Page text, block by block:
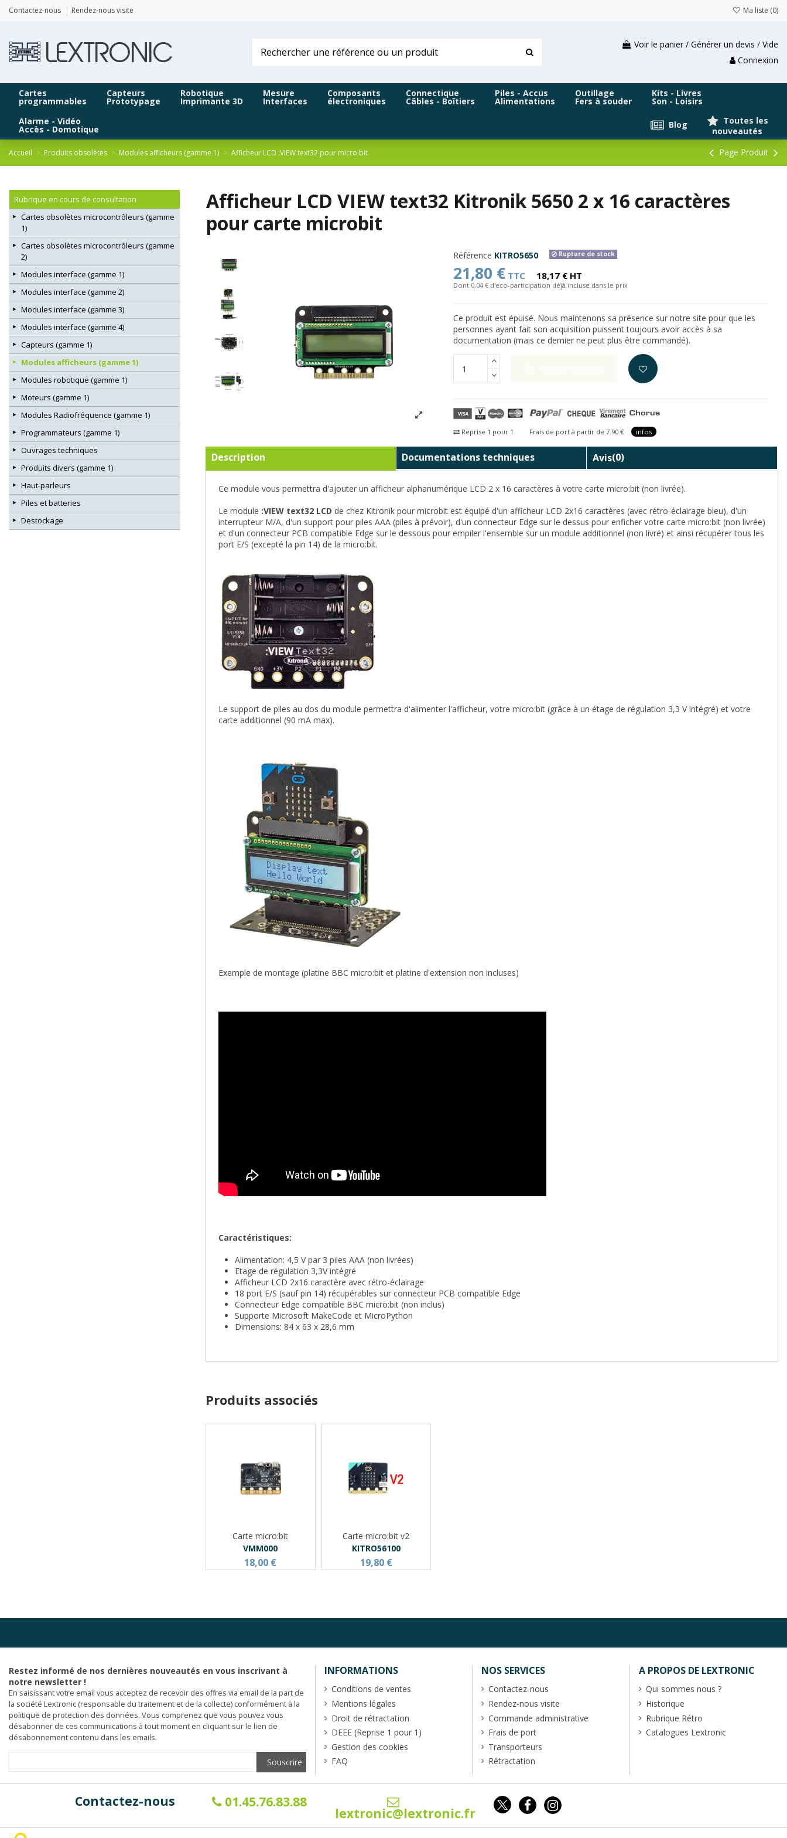
Contactez-nous Rendez-nous visite Ma liste (0)
Voir le panier / Générer un devis / Vide
Connexion
Cartes
programmables
Capteurs
Prototypage
Robotique
Imprimante 3D
Mesure
Interfaces
Composants
électroniques
Connectique
Câbles - Boîtiers
Piles - Accus
Alimentations
Outillage
Fers à souder
Kits - Livres
Son - Loisirs
Alarme - Vidéo
Accès - Domotique
Toutes les
nouveautés
Blog
Accueil Produits obsolètes Modules afficheurs (gamme 1) Afficheur LCD :VIEW text32 pour micro:bit Page Produit
Afficheur LCD VIEW text32 Kitronik 5650 2 x 16 caractères
pour carte microbit
Référence KITRO5650 Rupture de stock
21,80 € TTC 18,17 € HT
Dont 0,04 € d'eco-participation déjà incluse dans le prix
Ce produit est épuisé. Nous maintenons sa présence sur notre site pour que les
personnes ayant fait son acquisition puissent toujours avoir accès à sa
documentation (mais ce dernier ne peut plus être commandé).
Reprise 1 pour 1 Frais de port à partir de 7.90 € infos
Description Documentations techniques Avis(0)
Ce module vous permettra d'ajouter un afficheur alphanumérique LCD 2 x 16 caractères à votre carte micro:bit (non livrée).
Le module :VIEW text32 LCD de chez Kitronik pour microbit est équipé d'un afficheur LCD 2x16 caractères (avec rétro-éclairage bleu), d'un
interrupteur M/A, d'un support pour piles AAA (piles à prévoir), d'un connecteur Edge sur le dessus pour enficher votre carte micro:bit (non livrée)
et d'un connecteur PCB compatible Edge sur le dessous pour empiler l'ensemble sur un module additionnel (non livré) et ainsi récupérer tous les
port E/S (excepté la pin 14) de la micro:bit.
Le support de piles au dos du module permettra d'alimenter l'afficheur, votre micro:bit (grâce à un étage de régulation 3,3 V intégré) et votre
carte additionnel (90 mA max).
Exemple de montage (platine BBC micro:bit et platine d'extension non incluses)
Caractéristiques:
Alimentation: 4,5 V par 3 piles AAA (non livrées)
Etage de régulation 3,3V intégré
Afficheur LCD 2x16 caractère avec rétro-éclairage
18 port E/S (sauf pin 14) récupérables sur connecteur PCB compatible Edge
Connecteur Edge compatible BBC micro:bit (non inclus)
Supporte Microsoft MakeCode et MicroPython
Dimensions: 84 x 63 x 28,6 mm
Produits associés
Carte micro:bit
VMM000
18,00 €
Carte micro:bit v2
KITRO56100
19,80 €
Rubrique en cours de consultation
Cartes obsolètes microcontrôleurs (gamme
1)
Cartes obsolètes microcontrôleurs (gamme
2)
Modules interface (gamme 1)
Modules interface (gamme 2)
Modules interface (gamme 3)
Modules interface (gamme 4)
Capteurs (gamme 1)
Modules afficheurs (gamme 1)
Modules robotique (gamme 1)
Moteurs (gamme 1)
Modules Radiofréquence (gamme 1)
Programmateurs (gamme 1)
Ouvrages techniques
Produits divers (gamme 1)
Haut-parleurs
Piles et batteries
Destockage
Restez informé de nos dernières nouveautés en vous inscrivant à
notre newsletter !
En saisissant votre email vous acceptez de recevoir des offres via email de la part de
la société Lextronic (responsable du traitement et de la collecte) conformément à la
politique de protection des données. Vous comprenez que vous pouvez vous
désabonner de ces communications à tout moment en cliquant sur le lien de
désabonnement contenu dans les emails.
INFORMATIONS
Conditions de ventes
Mentions légales
Droit de rétractation
DEEE (Reprise 1 pour 1)
Gestion des cookies
FAQ
NOS SERVICES
Contactez-nous
Rendez-nous visite
Commande administrative
Frais de port
Transporteurs
Rétractation
A PROPOS DE LEXTRONIC
Qui sommes nous ?
Historique
Rubrique Rétro
Catalogues Lextronic
Contactez-nous 01.45.76.83.88
lextronic@lextronic.fr
Panneau de gestion des cookies